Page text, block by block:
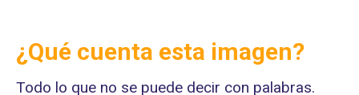
¿Qué cuenta esta imagen?
Todo lo que no se puede decir con palabras.